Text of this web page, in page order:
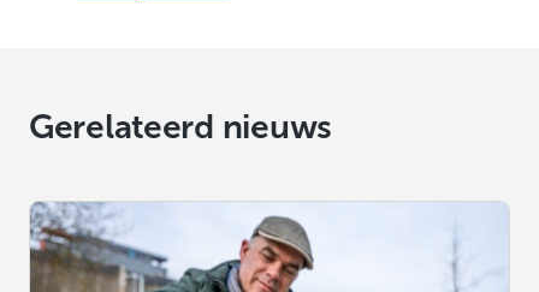
Gerelateerd nieuws